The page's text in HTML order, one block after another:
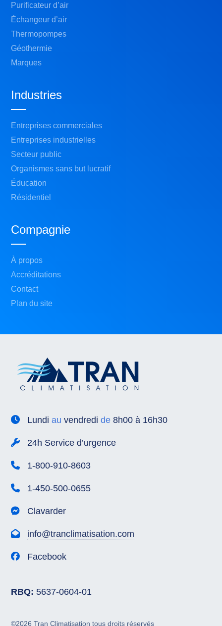
Lundiau vendredide 8h00 à 16h30
24h Service d’urgence
1-800-910-8603
1-450-500-0655
Clavarder
info@tranclimatisation.com
Facebook
RBQ: 5637-0604-01
©2026 Tran Climatisation tous droits réservés
Purificateur d’air
Échangeur d’air
Thermopompes
Géothermie
Marques
Industries
Entreprises commerciales
Entreprises industrielles
Secteur public
Organismes sans but lucratif
Éducation
Résidentiel
Compagnie
À propos
Accréditations
Contact
Plan du site